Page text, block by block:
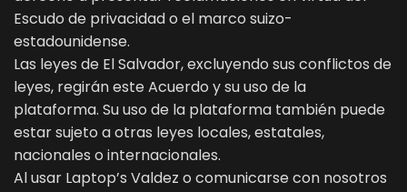
Escudo de privacidad o el marco suizo-
estadounidense.
Las leyes de El Salvador, excluyendo sus conflictos de
leyes, regirán este Acuerdo y su uso de la
plataforma. Su uso de la plataforma también puede
estar sujeto a otras leyes locales, estatales,
nacionales o internacionales.
Al usar Laptop’s Valdez o comunicarse con nosotros